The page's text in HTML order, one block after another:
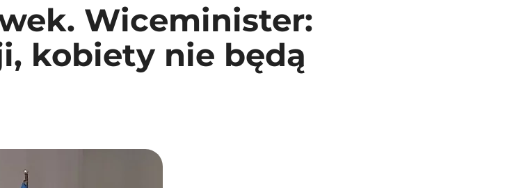
Wiceminister:
kobiety nie będą